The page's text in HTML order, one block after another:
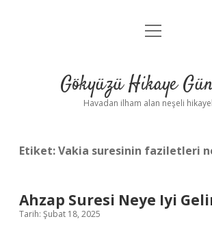
Anasayfa
Yasal Uyarı
menüyü
Gökyüzü Hikaye
Havadan ilham alan neşeli
Etiket:Vakia suresinin faziletleri
Ahzap Suresi Neye Iyi
Tarih: Şubat 18, 2025